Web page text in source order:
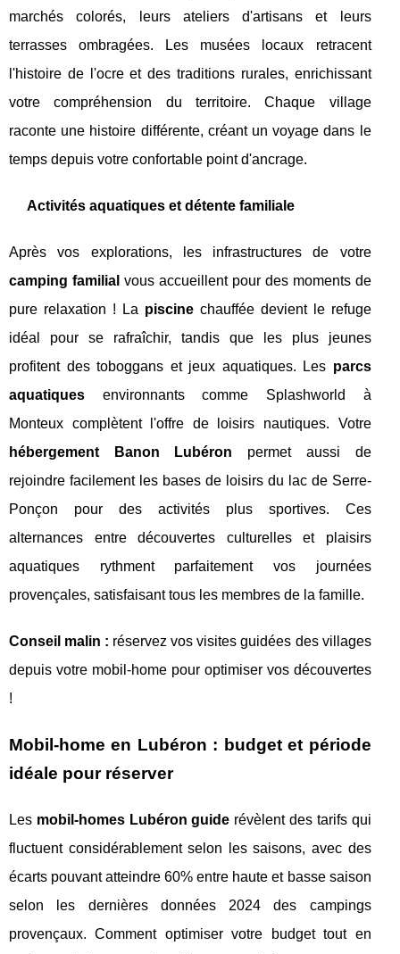
marchés colorés, leurs ateliers d'artisans et leurs
terrasses ombragées. Les musées locaux retracent
l'histoire de l'ocre et des traditions rurales, enrichissant
votre compréhension du territoire. Chaque village
raconte une histoire différente, créant un voyage dans le
temps depuis votre confortable point d'ancrage.
Activités aquatiques et détente familiale
Après vos explorations, les infrastructures de votre
camping familial vous accueillent pour des moments de
pure relaxation ! La piscinechauffée devient le refuge
idéal pour se rafraîchir, tandis que les plus jeunes
profitent des toboggans et jeux aquatiques. Les parcs
aquatiques environnants comme Splashworld à
Monteux complètent l'offre de loisirs nautiques. Votre
hébergement Banon Lubéron permet aussi de
rejoindre facilement les bases de loisirs du lac de Serre-
Ponçon pour des activités plus sportives. Ces
alternances entre découvertes culturelles et plaisirs
aquatiques rythment parfaitement vos journées
provençales, satisfaisant tous les membres de la famille.
Conseil malin : réservez vos visites guidées des villages
depuis votre mobil-home pour optimiser vos découvertes
!
Mobil-home en Lubéron : budget et période
idéale pour réserver
Les mobil-homes Lubéron guide révèlent des tarifs qui
fluctuent considérablement selon les saisons, avec des
écarts pouvant atteindre 60% entre haute et basse saison
selon les dernières données 2024 des campings
provençaux. Comment optimiser votre budget tout en